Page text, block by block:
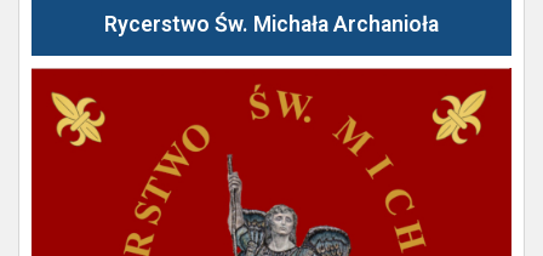
Rycerstwo Św. Michała Archanioła